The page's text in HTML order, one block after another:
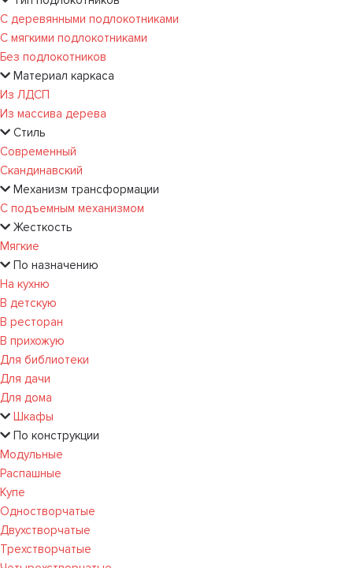
С деревянными подлокотниками
С мягкими подлокотниками
Без подлокотников
Материал каркаса
Из ЛДСП
Из массива дерева
Стиль
Современный
Скандинавский
Механизм трансформации
С подъемным механизмом
Жесткость
Мягкие
По назначению
На кухню
В детскую
В ресторан
В прихожую
Для библиотеки
Для дачи
Для дома
Шкафы
По конструкции
Модульные
Распашные
Купе
Одностворчатые
Двухстворчатые
Трехстворчатые